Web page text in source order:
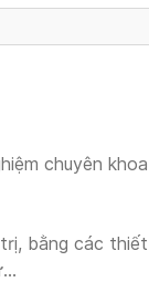
chuyên
bằng các thiết